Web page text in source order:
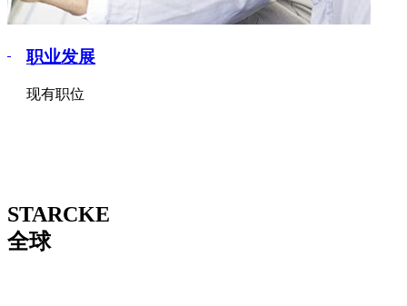
职业发展
现有职位
STARCKE
全球